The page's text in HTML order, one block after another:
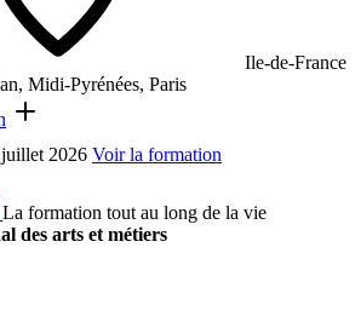
Ile-de-France
Midi-Pyrénées, Paris
2026 Voir la formation
La formation tout au long de la vie
des arts et métiers